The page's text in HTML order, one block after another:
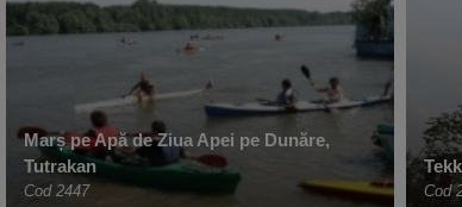
Marș pe Apă de Ziua Apei pe Dunăre,
Tutrakan
Cod 2447 Cod